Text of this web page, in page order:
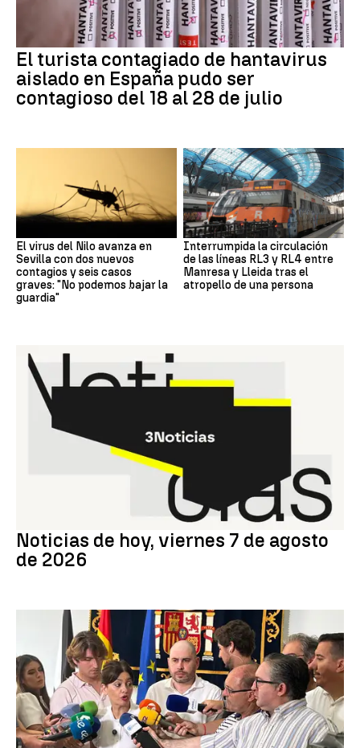
El turista contagiado de hantavirus
aislado en España pudo ser
contagioso del 18 al 28 de julio
El virus del Nilo avanza en
Sevilla con dos nuevos
contagios y seis casos
graves: "No podemos bajar la
guardia"
Interrumpida la circulación
de las líneas RL3 y RL4 entre
Manresa y Lleida tras el
atropello de una persona
Noticias de hoy, viernes 7 de agosto
de 2026